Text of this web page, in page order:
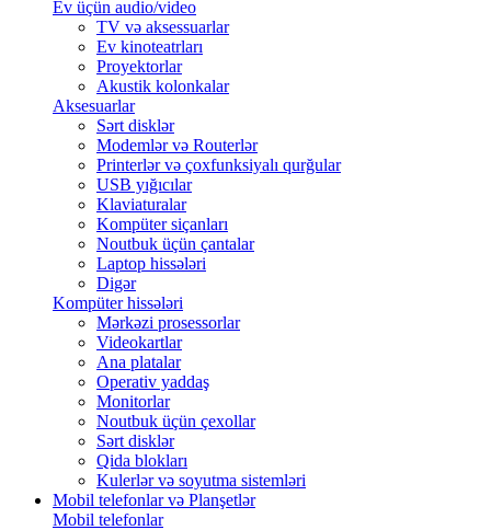
Ev üçün audio/video
TV və aksessuarlar
Ev kinoteatrları
Proyektorlar
Akustik kolonkalar
Aksesuarlar
Sərt disklər
Modemlər və Routerlər
Printerlər və çoxfunksiyalı qurğular
USB yığıcılar
Klaviaturalar
Kompüter siçanları
Noutbuk üçün çantalar
Laptop hissələri
Digər
Kompüter hissələri
Mərkəzi prosessorlar
Videokartlar
Ana platalar
Operativ yaddaş
Monitorlar
Noutbuk üçün çexollar
Sərt disklər
Qida blokları
Kulerlər və soyutma sistemləri
Mobil telefonlar və Planşetlər
Mobil telefonlar